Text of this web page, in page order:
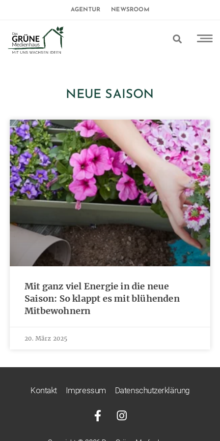
AGENTUR NEWSROOM
NEUE SAISON
Mit ganz viel Energie in die neue
Saison: So klappt es mit blühenden
Mitbewohnern
20. März 2025
Kontakt Impressum Datenschutzerklärung